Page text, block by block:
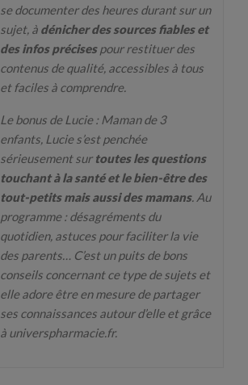
se documenter des heures durant sur un
sujet, à dénicher des sources fiables et
des infos précisespour restituer des
contenus de qualité, accessibles à tous
et faciles à comprendre.
Le bonus de Lucie : Maman de 3
enfants, Lucie s’est penchée
sérieusement sur toutes les questions
touchant à la santé et le bien-être des
tout-petits mais aussi des mamans. Au
programme : désagréments du
quotidien, astuces pour faciliter la vie
des parents… C’est un puits de bons
conseils concernant ce type de sujets et
elle adore être en mesure de partager
ses connaissances autour d’elle et grâce
à universpharmacie.fr.